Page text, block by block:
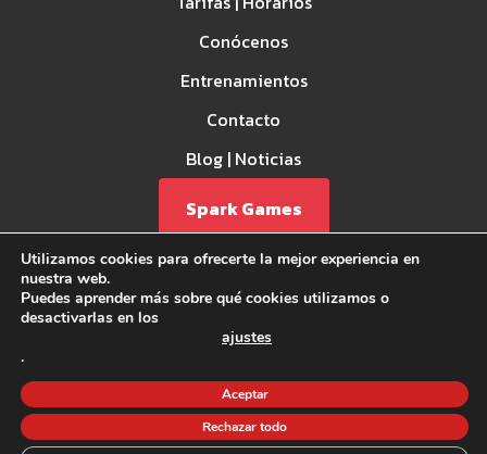
Conócenos
Entrenamientos
Contacto
Blog | Noticias
Spark Games
Política de privacidad
Política de Cookies
Utilizamos cookies para ofrecerte la mejor experiencia en
nuestra web.
Puedes aprender más sobre qué cookies utilizamos o
desactivarlas en los
ajustes
.
Aceptar
Rechazar todo